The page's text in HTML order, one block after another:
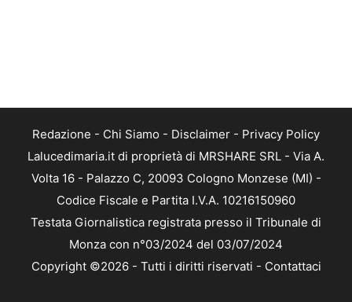
Redazione - Chi Siamo - Disclaimer - Privacy Policy
Lalucedimaria.it di proprietà di MRSHARE SRL - Via A.
Volta 16 - Palazzo C, 20093 Cologno Monzese (MI) -
Codice Fiscale e Partita I.V.A. 10216150960
Testata Giornalistica registrata presso il Tribunale di
Monza con n°03/2024 del 03/07/2024
Copyright ©2026 - Tutti i diritti riservati - Contattaci